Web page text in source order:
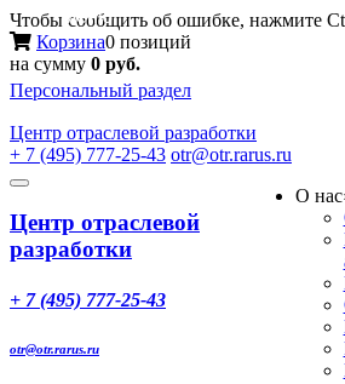
Чтобы сообщить об ошибке, нажмите
Корзина0 позиций
на сумму 0 руб.
Персональный раздел
Центр отраслевой разработки
+ 7 (495) 777-25-43 otr@otr.rarus.ru
Toggle
Меню
Центр отраслевой
разработки
+ 7 (495) 777-25-43
otr@otr.rarus.ru
О нас